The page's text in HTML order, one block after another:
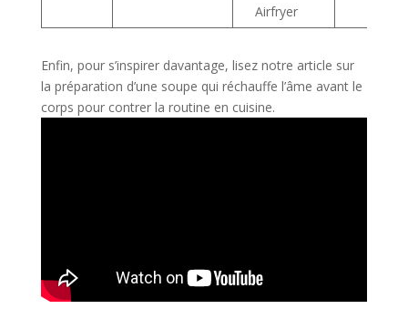
Airfryer
Enfin, pour s’inspirer davantage, lisez notre article sur
la préparation d’une soupe qui réchauffe l’âme avant le
corps pour contrer la routine en cuisine.